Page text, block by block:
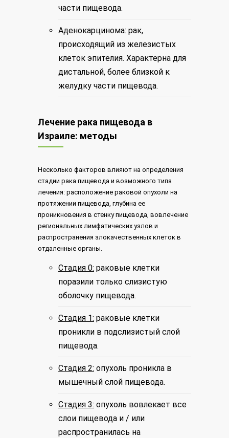
части пищевода.
Аденокарцинома: рак,
происходящий из железистых
клеток эпителия. Характерна для
дистальной, более близкой к
желудку части пищевода.
Лечение рака пищевода в
Израиле: методы
Несколько факторов влияют на определения
стадии рака пищевода и возможного типа
лечения: расположение раковой опухоли на
протяжении пищевода, глубина ее
проникновения в стенку пищевода, вовлечение
региональных лимфатических узлов и
распространения злокачественных клеток в
отдаленные органы.
Стадия 0: раковые клетки
поразили только слизистую
оболочку пищевода.
Стадия 1: раковые клетки
проникли в подслизистый слой
пищевода.
Стадия 2: опухоль проникла в
мышечный слой пищевода.
Стадия 3: опухоль вовлекает все
слои пищевода и / или
распространилась на